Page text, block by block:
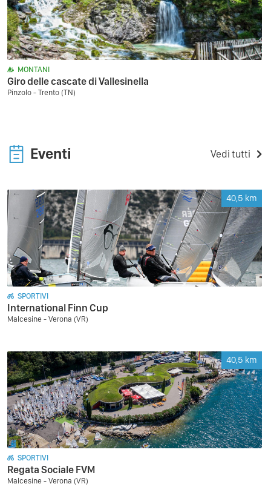
MONTANI
Giro delle cascate di Vallesinella
Pinzolo - Trento (TN)
Eventi Vedi tutti
40,5 km
SPORTIVI
International Finn Cup
Malcesine - Verona (VR)
40,5 km
SPORTIVI
Regata Sociale FVM
Malcesine - Verona (VR)